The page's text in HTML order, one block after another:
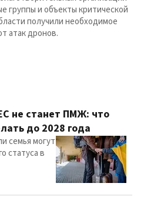
группы и объекты критической
получили необходимое
атак дронов.
не станет ПМЖ: что
до 2028 года
семья могут
статуса в